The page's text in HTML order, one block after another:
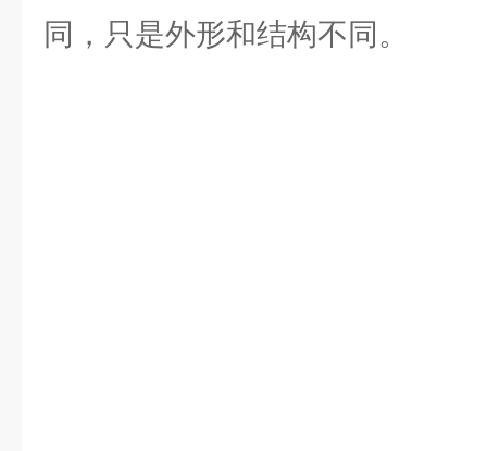
同，只是外形和结构不同。